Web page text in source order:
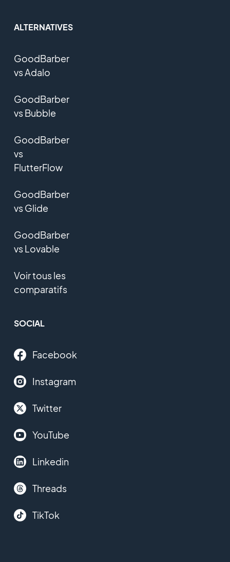
ALTERNATIVES
GoodBarber
vs Adalo
GoodBarber
vs Bubble
GoodBarber
vs
FlutterFlow
GoodBarber
vs Glide
GoodBarber
vs Lovable
Voir tous les
comparatifs
SOCIAL
Facebook
Instagram
Twitter
YouTube
Linkedin
Threads
TikTok